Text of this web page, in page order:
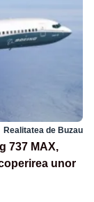
Realitatea de Buzau
737 MAX,
unor